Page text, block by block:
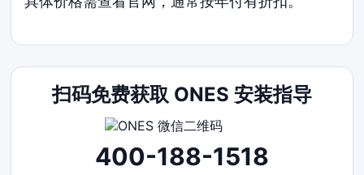
扫码免费获取 ONES 安装指导
400-188-1518